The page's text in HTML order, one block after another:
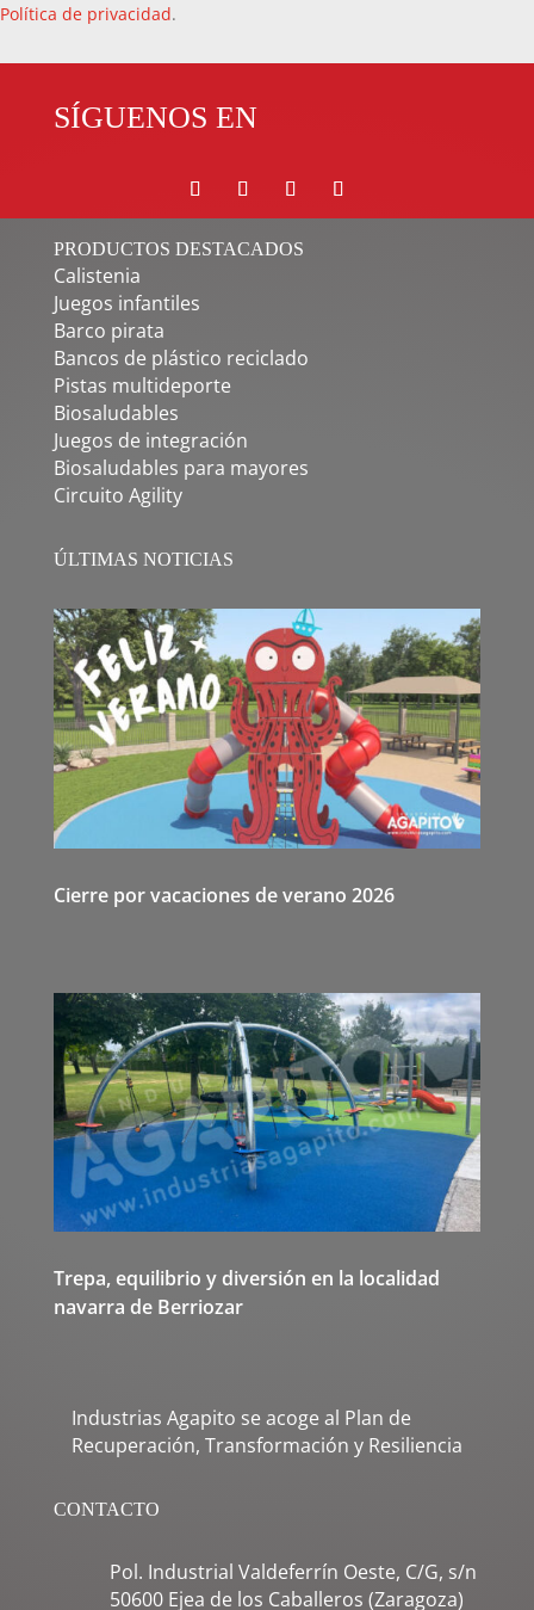
Política de privacidad.
SÍGUENOS EN
PRODUCTOS DESTACADOS
Calistenia
Juegos infantiles
Barco pirata
Bancos de plástico reciclado
Pistas multideporte
Biosaludables
Juegos de integración
Biosaludables para mayores
Circuito Agility
ÚLTIMAS NOTICIAS
Cierre por vacaciones de verano 2026
Trepa, equilibrio y diversión en la localidad
navarra de Berriozar
Industrias Agapito se acoge al Plan de
Recuperación, Transformación y Resiliencia
CONTACTO
Pol. Industrial Valdeferrín Oeste, C/G, s/n
50600 Ejea de los Caballeros (Zaragoza)